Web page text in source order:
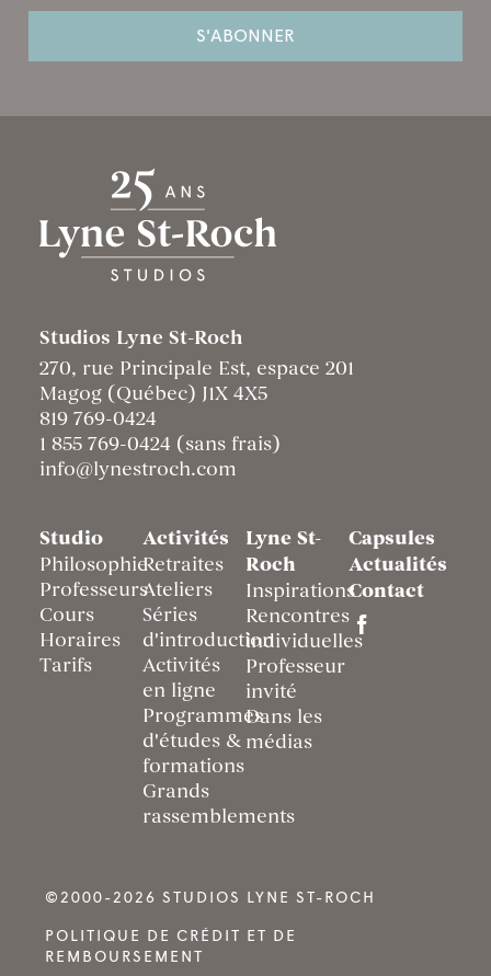
Studios Lyne St-Roch
270, rue Principale Est, espace 201
Magog (Québec) J1X 4X5
819 769-0424
1 855 769-0424 (sans frais)
info@lynestroch.com
Studio
Philosophie
Professeurs
Cours
Horaires
Tarifs
Activités
Retraites
Ateliers
Séries
d'introduction
Activités
en ligne
Programmes
d'études &
formations
Grands
rassemblements
Lyne St-
Roch
Inspirations
Rencontres
individuelles
Professeur
invité
Dans les
médias
Capsules
Actualités
Contact
©2000-2026 STUDIOS LYNE ST-ROCH
POLITIQUE DE CRÉDIT ET DE
REMBOURSEMENT